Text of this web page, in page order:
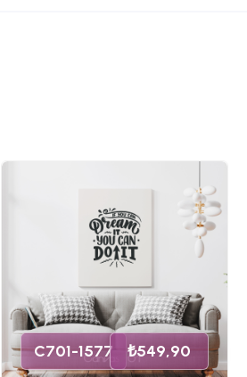
C701-1577 ₺549,90